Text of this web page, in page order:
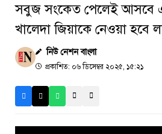
সবুজ সংকেত পেলেই আসবে
খালেদা জিয়াকে নেওয়া হবে
নিউ নেশন বাংলা
প্রকাশিত: ০৬ ডিসেম্বর ২০২৫, ১৫:২১